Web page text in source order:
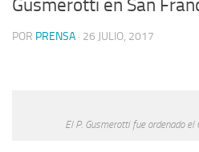
Gusmerotti en San
POR PRENSA · 26 JULIO, 2017
El P. Gusmerotti fue ordenado el